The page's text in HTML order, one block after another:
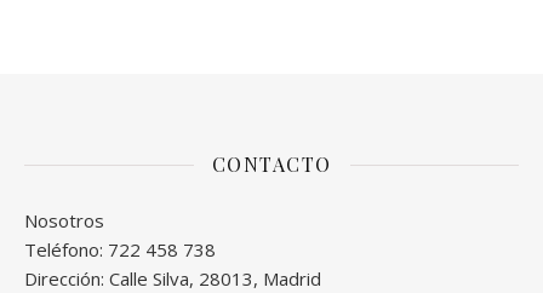
CONTACTO
Nosotros
Teléfono: 722 458 738
Dirección: Calle Silva, 28013, Madrid